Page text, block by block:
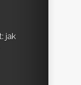
jak